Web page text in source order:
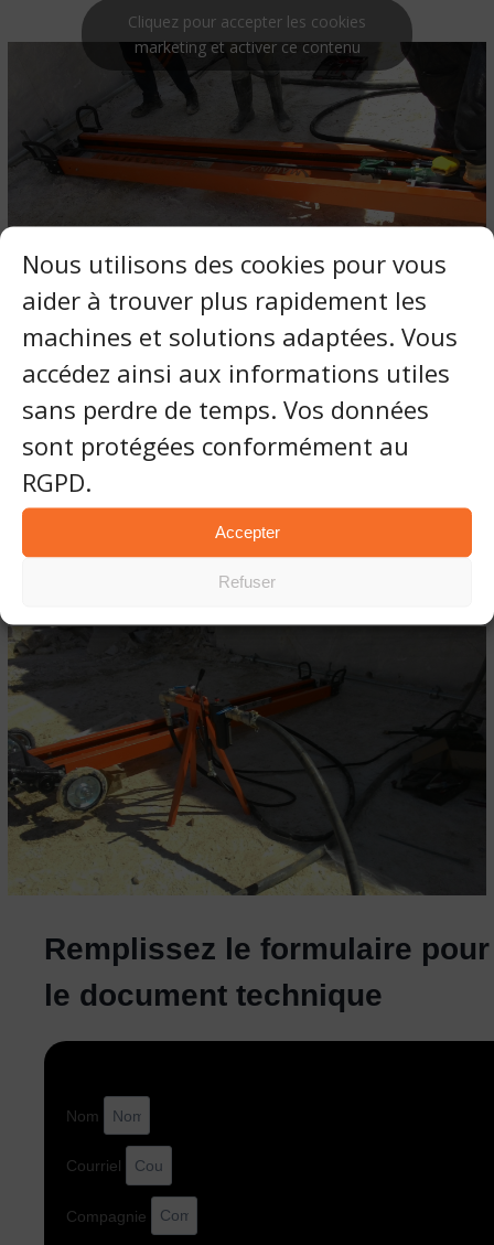
Nous utilisons des cookies pour vous
aider à trouver plus rapidement les
machines et solutions adaptées. Vous
accédez ainsi aux informations utiles
sans perdre de temps. Vos données
sont protégées conformément au
RGPD.
Accepter
Refuser
Cliquez pour accepter les cookies
marketing et activer ce contenu
Remplissez le formulaire pour
le document technique
Nom
Courriel
Compagnie